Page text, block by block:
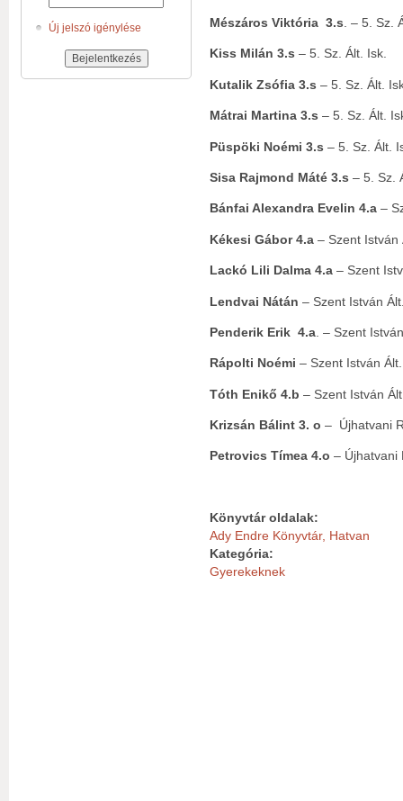
Mészáros Viktória 3.s . – 5. Sz.
Kiss Milán 3.s – 5. Sz. Ált. Isk.
Kutalik Zsófia 3.s – 5. Sz. Ált.
Mátrai Martina 3.s – 5. Sz. Ált.
Püspöki Noémi 3.s – 5. Sz. Ált.
Sisa Rajmond Máté 3.s – 5. Sz.
Bánfai Alexandra Evelin 4.a –
Kékesi Gábor 4.a – Szent István
Lackó Lili Dalma 4.a – Szent
Lendvai Nátán – Szent István
Penderik Erik 4.a . – Szent
Rápolti Noémi – Szent István
Tóth Enikő 4.b – Szent István
Krizsán Bálint 3. o – Újhatvani
Petrovics Tímea 4.o – Újhatvani
Könyvtár oldalak:
Ady Endre Könyvtár, Hatvan
Kategória:
Gyerekeknek
Új jelszó igénylése